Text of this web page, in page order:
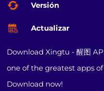
Versión
Actualizar
Download Xingtu - 醒图
one of the greatest apps
Download now!